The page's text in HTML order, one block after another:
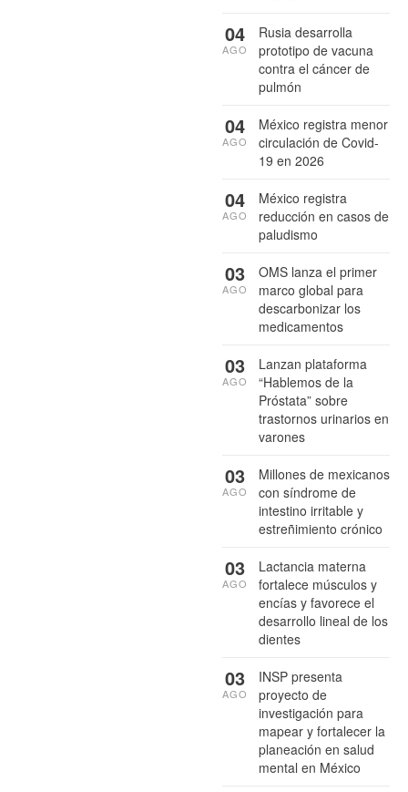
Rusia desarrolla
prototipo de vacuna
contra el cáncer de
pulmón
04
AGO
México registra menor
circulación de Covid-
19 en 2026
04
AGO
México registra
reducción en casos de
paludismo
04
AGO
OMS lanza el primer
marco global para
descarbonizar los
medicamentos
03
AGO
Lanzan plataforma
“Hablemos de la
Próstata” sobre
trastornos urinarios en
varones
03
AGO
Millones de mexicanos
con síndrome de
intestino irritable y
estreñimiento crónico
03
AGO
Lactancia materna
fortalece músculos y
encías y favorece el
desarrollo lineal de los
dientes
03
AGO
INSP presenta
proyecto de
investigación para
mapear y fortalecer la
planeación en salud
mental en México
03
AGO